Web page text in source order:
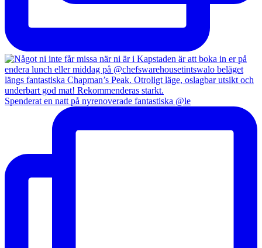
Spenderat en natt på nyrenoverade fantastiska @le